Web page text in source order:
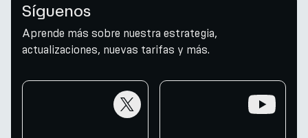
Síguenos
Aprende más sobre nuestra estrategia,
actualizaciones, nuevas tarifas y más.